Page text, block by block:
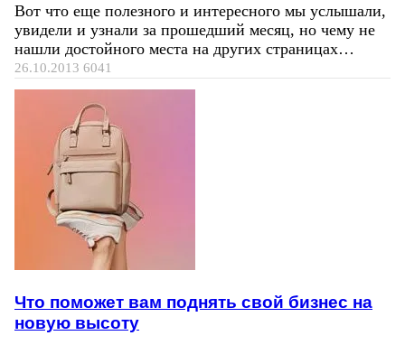
Вот что еще полезного и интересного мы услышали,
увидели и узнали за прошедший месяц, но чему не
нашли достойного места на других страницах…
26.10.2013 6041
Что поможет вам поднять свой бизнес на
новую высоту